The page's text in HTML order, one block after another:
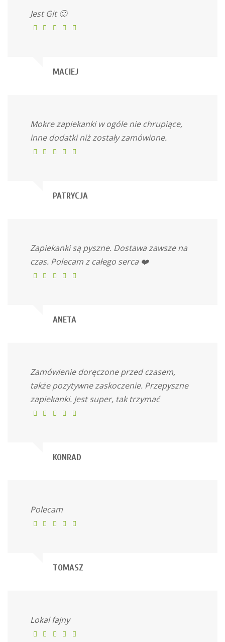
Jest Git 🙂
MACIEJ
Mokre zapiekanki w ogóle nie chrupiące,
inne dodatki niż zostały zamówione.
PATRYCJA
Zapiekanki są pyszne. Dostawa zawsze na
czas. Polecam z całego serca ❤️
ANETA
Zamówienie doręczone przed czasem,
także pozytywne zaskoczenie. Przepyszne
zapiekanki. Jest super, tak trzymać
KONRAD
Polecam
TOMASZ
Lokal fajny